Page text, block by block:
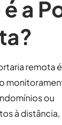
a
remota
ou
à distância,